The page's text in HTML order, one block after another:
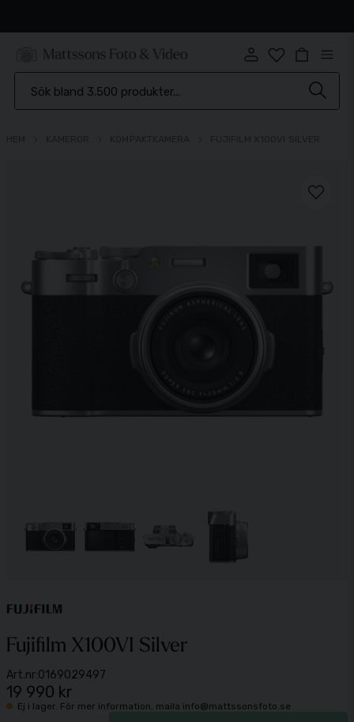
Fujifilm X100VI Silver
Art.nr:0169029497
19 990 kr
Ej i lager. För mer information, maila info@mattssonsfoto.se